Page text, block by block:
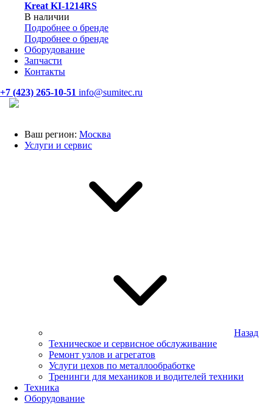
Kreat KI-1214RS
В наличии
Подробнее о бренде
Подробнее о бренде
Оборудование
Запчасти
Контакты
+7 (423) 265-10-51 info@sumitec.ru
Ваш регион: Москва
Услуги и сервис
Назад
Техническое и сервисное обслуживание
Ремонт узлов и агрегатов
Услуги цехов по металлообработке
Тренинги для механиков и водителей техники
Техника
Оборудование